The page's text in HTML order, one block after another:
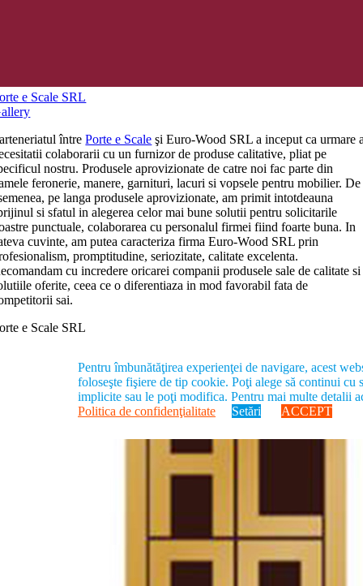
e Scale SRL
întrePorte e Scale şi Euro-Wood SRL a inceput ca urmare
colaborarii cu un furnizor de produse calitative, pliat pe
nostru. Produsele aprovizionate de catre noi fac parte din
feronerie, manere, garnituri, lacuri si vopsele pentru mobilier. De
pe langa produsele aprovizionate, am primit intotdeauna
si sfatul in alegerea celor mai bune solutii pentru solicitarile
punctuale, colaborarea cu personalul firmei fiind foarte buna. In
cuvinte, am putea caracteriza firma Euro-Wood SRL prin
promptitudine, seriozitate, calitate excelenta.
cu incredere oricarei companii produsele sale de calitate si
oferite, ceea ce o diferentiaza in mod favorabil fata de
sai.
e Scale SRL
Pentru îmbunătăţirea experienţei de navigare, acest
foloseşte fişiere de tip cookie. Poţi alege să continui cu
implicite sau le poţi modifica. Pentru mai multe detalii
Politica de confidenţialitate
Setări ACCEPT